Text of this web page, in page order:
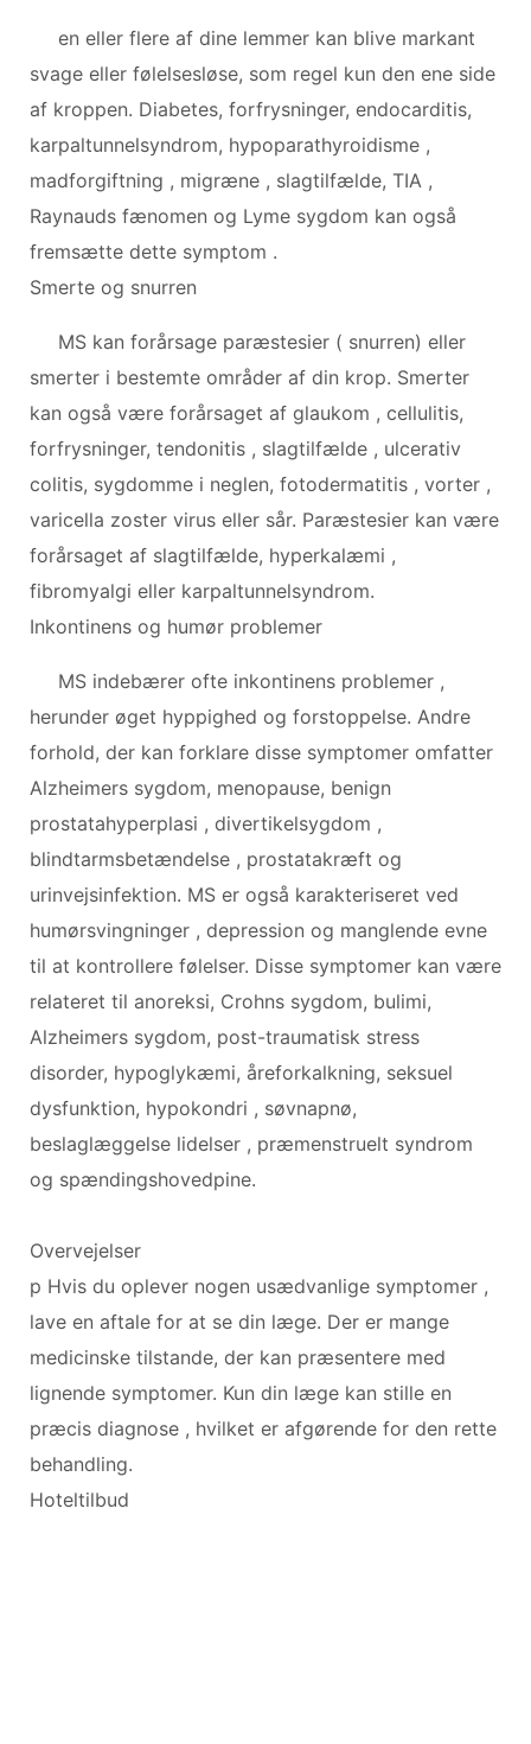
en eller flere af dine lemmer kan blive markant
svage eller følelsesløse, som regel kun den ene side
af kroppen. Diabetes, forfrysninger, endocarditis,
karpaltunnelsyndrom, hypoparathyroidisme ,
madforgiftning , migræne , slagtilfælde, TIA ,
Raynauds fænomen og Lyme sygdom kan også
fremsætte dette symptom .
Smerte og snurren
MS kan forårsage paræstesier ( snurren) eller
smerter i bestemte områder af din krop. Smerter
kan også være forårsaget af glaukom , cellulitis,
forfrysninger, tendonitis , slagtilfælde , ulcerativ
colitis, sygdomme i neglen, fotodermatitis , vorter ,
varicella zoster virus eller sår. Paræstesier kan være
forårsaget af slagtilfælde, hyperkalæmi ,
fibromyalgi eller karpaltunnelsyndrom.
Inkontinens og humør problemer
MS indebærer ofte inkontinens problemer ,
herunder øget hyppighed og forstoppelse. Andre
forhold, der kan forklare disse symptomer omfatter
Alzheimers sygdom, menopause, benign
prostatahyperplasi , divertikelsygdom ,
blindtarmsbetændelse , prostatakræft og
urinvejsinfektion. MS er også karakteriseret ved
humørsvingninger , depression og manglende evne
til at kontrollere følelser. Disse symptomer kan være
relateret til anoreksi, Crohns sygdom, bulimi,
Alzheimers sygdom, post-traumatisk stress
disorder, hypoglykæmi, åreforkalkning, seksuel
dysfunktion, hypokondri , søvnapnø,
beslaglæggelse lidelser , præmenstruelt syndrom
og spændingshovedpine.
Overvejelser
p Hvis du oplever nogen usædvanlige symptomer ,
lave en aftale for at se din læge. Der er mange
medicinske tilstande, der kan præsentere med
lignende symptomer. Kun din læge kan stille en
præcis diagnose , hvilket er afgørende for den rette
behandling.
Hoteltilbud